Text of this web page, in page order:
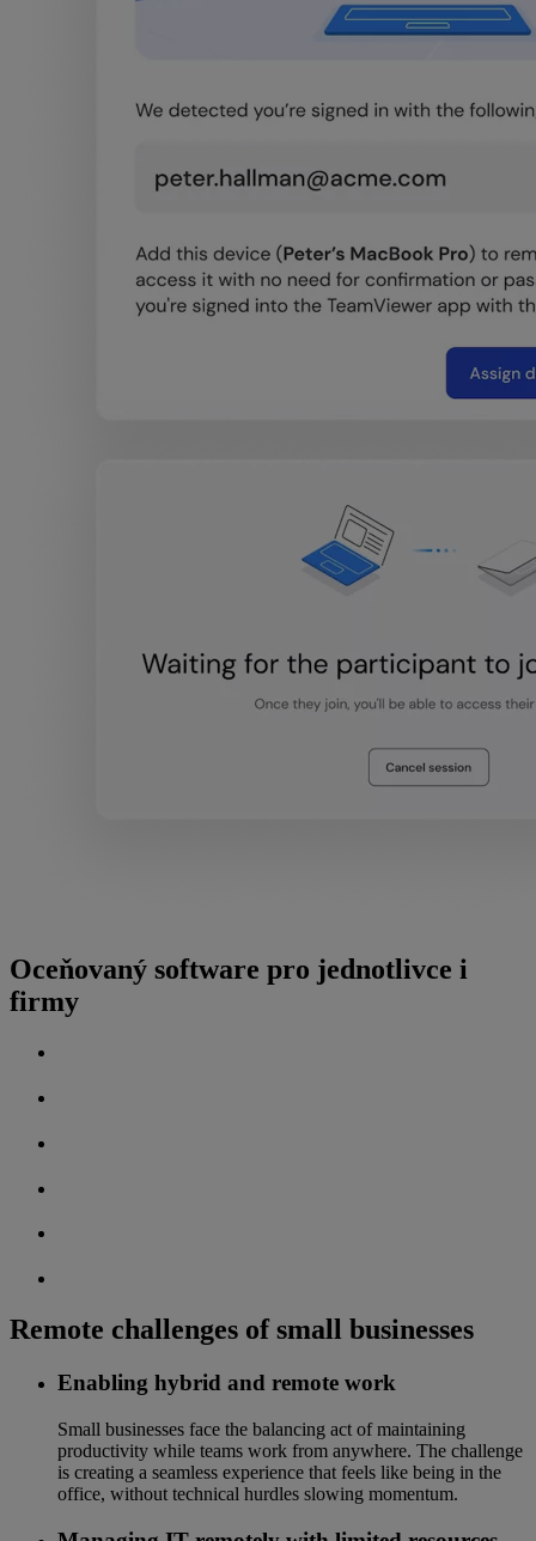
Oceňovaný software pro jednotlivce i
firmy
Remote challenges of small businesses
Enabling hybrid and remote work
Small businesses face the balancing act of maintaining
productivity while teams work from anywhere. The challenge
is creating a seamless experience that feels like being in the
office, without technical hurdles slowing momentum.